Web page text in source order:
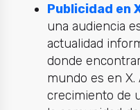
Publicidad en
una audiencia
actualidad
donde
mundo es en
crecimiento de